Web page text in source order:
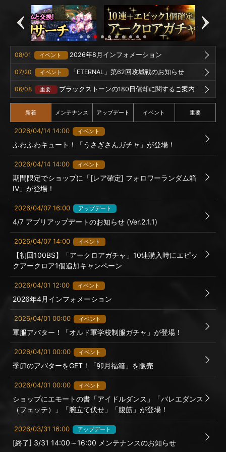
08/01 イベント 2026年8月インフォメーション
07/20 イベント 「ETERNAL」第62回攻城戦のお知らせ
06/08 重要 ブラックストーンの180日償却に関するご案内
新着 メンテナンス アップデート イベント 重要
2026/04/14 14:00 イベント
ふわふわキュート！「うさぎさんガチャ」が登場！
2026/04/14 14:00 イベント
期間限定でショップに「[レア確定] フォロワーランダム箱
IV」が登場！
2026/04/07 16:00 アップデート
4/7 アプリアップデートのお知らせ (Ver.2.1.1)
2026/04/07 14:00 イベント
【初回100BS】「アークロアガチャ」10連購入時にエピッ
クアークロア1個追加キャンペーン
2026/04/01 12:00 イベント
2026年4月インフォメーション
2026/04/01 00:00 イベント
軍服アバター！「オルド軍学校制服ガチャ」が登場！
2026/04/01 00:00 イベント
季節のアバターをGET！「卯月福箱」を販売
2026/04/01 00:00 イベント
ショップにエモートの書「アイドルダンス」「バレエダンス
（フェッテ）」「腕立て伏せ」「腹筋」が登場！
2026/03/31 16:00 アップデート
[終了] 3/31 14:00～16:00 メンテナンスのお知らせ